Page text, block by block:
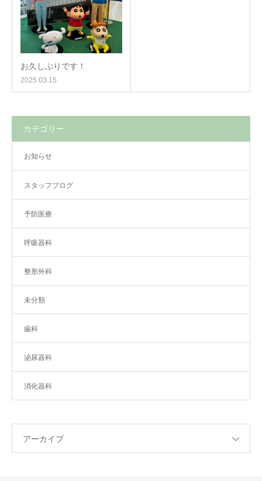
お久しぶりです！
2025.03.15
カテゴリー
お知らせ
スタッフブログ
予防医療
呼吸器科
整形外科
未分類
歯科
泌尿器科
消化器科
アーカイブ